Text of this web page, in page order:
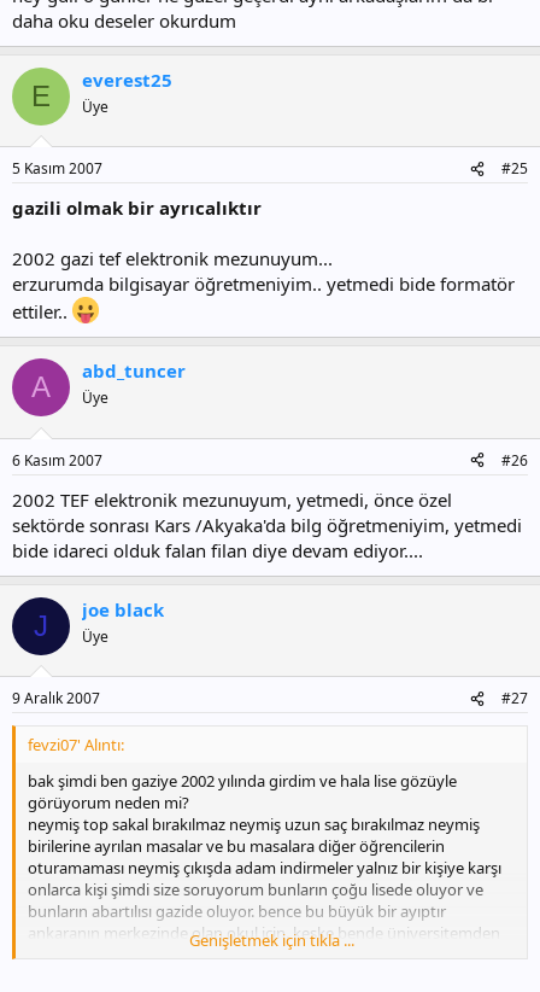
daha oku deseler okurdum
E everest25
Üye
5 Kasım 2007 #25
gazili olmak bir ayrıcalıktır
2002 gazi tef elektronik mezunuyum...
erzurumda bilgisayar öğretmeniyim.. yetmedi bide formatör
ettiler..
A abd_tuncer
Üye
6 Kasım 2007 #26
2002 TEF elektronik mezunuyum, yetmedi, önce özel
sektörde sonrası Kars /Akyaka'da bilg öğretmeniyim, yetmedi
bide idareci olduk falan filan diye devam ediyor....
J joe black
Üye
9 Aralık 2007 #27
fevzi07' Alıntı:
bak şimdi ben gaziye 2002 yılında girdim ve hala lise gözüyle
görüyorum neden mi?
neymiş top sakal bırakılmaz neymiş uzun saç bırakılmaz neymiş
birilerine ayrılan masalar ve bu masalara diğer öğrencilerin
oturamaması neymiş çıkışda adam indirmeler yalnız bir kişiye karşı
onlarca kişi şimdi size soruyorum bunların çoğu lisede oluyor ve
bunların abartılısı gazide oluyor. bence bu büyük bir ayıptır
ankaranın merkezinde olan okul için. keşke bende üniversitemden
bu kadar kötü bahsetmeseydim. ama gerçekler bunlar
Genişletmek için tıkla ...